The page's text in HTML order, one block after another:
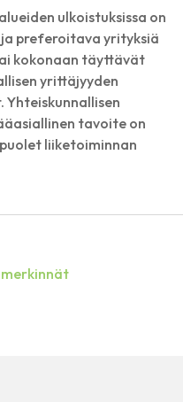
ulkoistuksissa on
preferoitava yrityksiä
kokonaan täyttävät
yrittäjyyden
tavoite on
liiketoiminnan